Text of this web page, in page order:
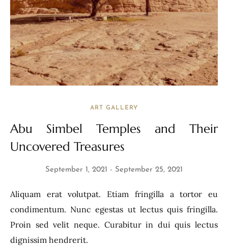
ART GALLERY
Abu Simbel Temples and Their
Uncovered Treasures
September 1, 2021 September 25, 2021
Aliquam erat volutpat. Etiam fringilla a tortor eu
condimentum. Nunc egestas ut lectus quis fringilla.
Proin sed velit neque. Curabitur in dui quis lectus
dignissim hendrerit.